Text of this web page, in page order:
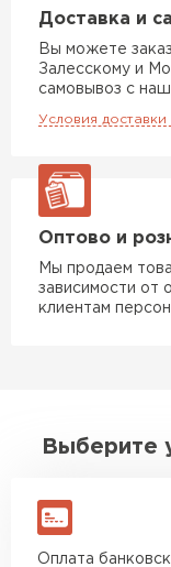
Доставка и
Вы можете
Залесскому и
самовывоз с
Условия
Оптово и
Мы продаем
зависимости от
клиентам
Выберите
Оплата